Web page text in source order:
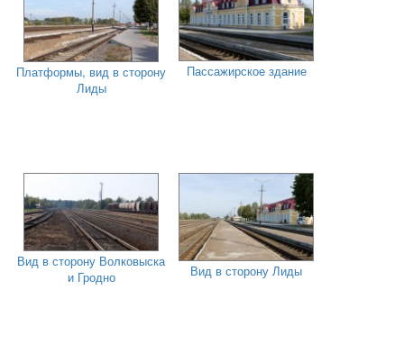
Платформы, вид в сторону
Лиды
Пассажирское здание
Вид в сторону Волковыска
и Гродно
Вид в сторону Лиды